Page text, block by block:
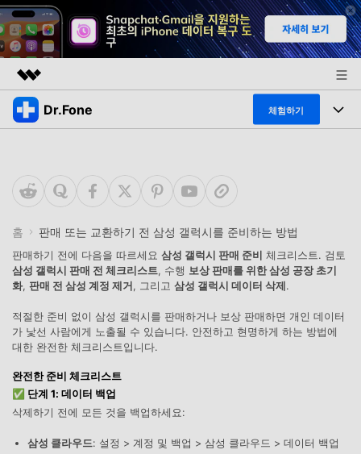
주요 제품
개요
솔루션
회사 소개
뉴스룸
플랜 및 가격
도움말 센터
Dr.Fone 체험하기
특징
폴 툴킷 보기 >
프로그램
데스크탑
모바일
더 보기
탐색 및 발견
닥터폰 하이라이트 살펴보기
고객 지원 센터
리소스
다운로드 센터
합니다.
🔓️온라인 잠금 해제
iOS26 다운그레이드
무료 다운로드
홈 판매 또는 교환하기 전 삼성 갤럭시를 준비하는 방법
판매하기 전에 다음을 따르세요 삼성 갤럭시 판매 준비
체크리스트. 검토
삼성 갤럭시 판매 전 체크리스트, 수행 보상 판매를 위한 삼성 공장 초기
화, 판매 전 삼성 계정 제거 , 그리고 삼성 갤럭시 데이터 삭제 .
적절한 준비 없이 삼성 갤럭시를 판매하거나 보상 판매하면 개인 데이터
가 낯선 사람에게 노출될 수 있습니다. 안전하고 현명하게 하는 방법에
대한 완전한 체크리스트입니다.
완전한 준비 체크리스트
✅ 단계 1: 데이터 백업
삭제하기 전에 모든 것을 백업하세요:
삼성 클라우드: 설정 > 계정 및 백업 > 삼성 클라우드 > 데이터 백업